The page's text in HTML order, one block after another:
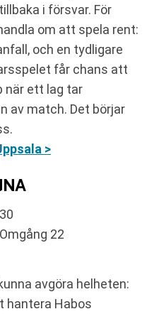
i försvar. För
om att spela rent:
och en tydligare
får chans att
när ett lag tar
av match. Det börjar
>
22
avgöra helheten:
hantera Habos